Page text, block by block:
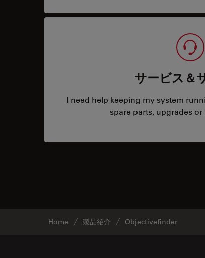
サービス＆
I need help keeping my system
spare parts, upgrades
Home 製品紹介 Objectivefinder